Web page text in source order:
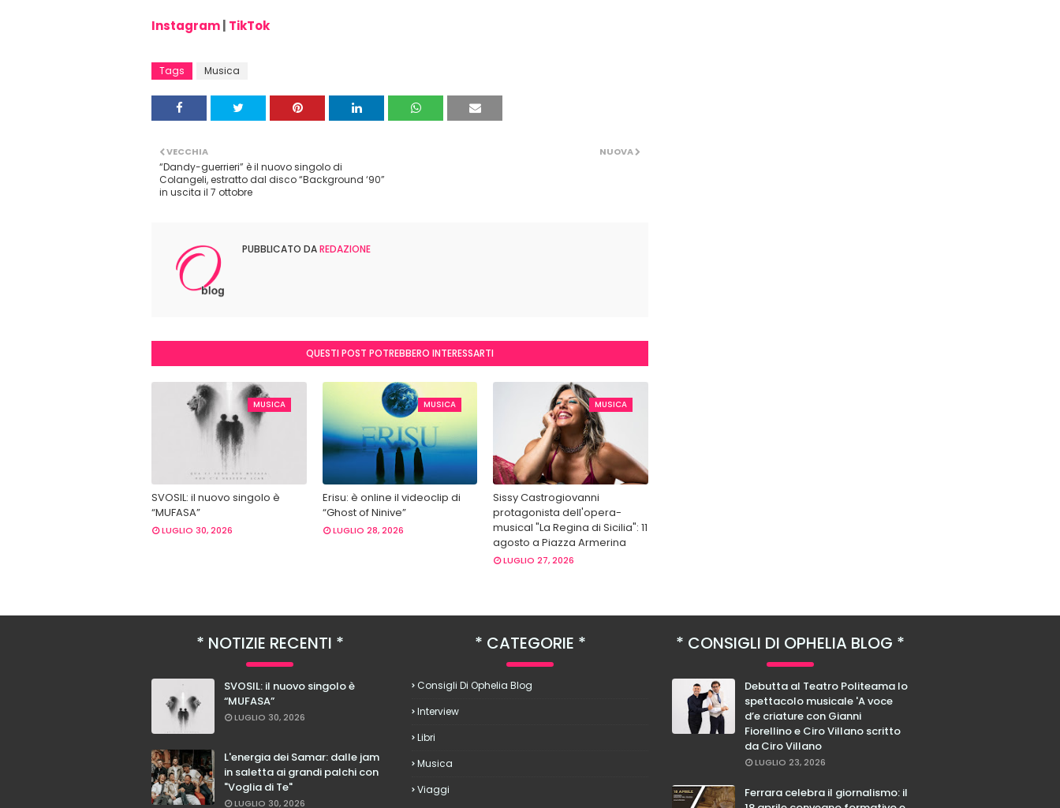
Instagram TikTok
Tags Musica
NUOVA
VECCHIA
“Dandy-guerrieri” è il nuovo singolo di
Colangeli, estratto dal disco “Background ‘90”
in uscita il 7 ottobre
PUBBLICATO DAREDAZIONE
QUESTI POST POTREBBERO INTERESSARTI
MUSICA
SVOSIL: il nuovo singolo è
“MUFASA”
LUGLIO 30, 2026
MUSICA
Erisu: è online il videoclip di
“Ghost of Ninive”
LUGLIO 28, 2026
MUSICA
Sissy Castrogiovanni
protagonista dell'opera-
musical "La Regina di Sicilia": 11
agosto a Piazza Armerina
LUGLIO 27, 2026
NOTIZIE RECENTI
SVOSIL: il nuovo singolo è
“MUFASA”
LUGLIO 30, 2026
L'energia dei Samar: dalle jam
in saletta ai grandi palchi con
"Voglia di Te"
LUGLIO 30, 2026
CATEGORIE
Consigli Di Ophelia Blog
Interview
Libri
Musica
Viaggi
CONSIGLI DI OPHELIA BLOG
Debutta al Teatro Politeama lo
spettacolo musicale 'A voce
d’e criature con Gianni
Fiorellino e Ciro Villano scritto
da Ciro Villano
LUGLIO 23, 2026
Ferrara celebra il giornalismo: il